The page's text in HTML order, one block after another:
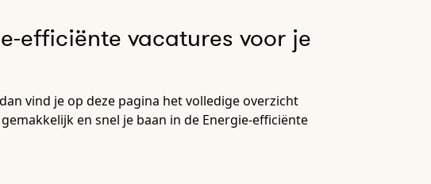
efficiënte vacatures voor je
vind je op deze pagina het volledige overzicht
en snel je baan in de Energie-efficiënte